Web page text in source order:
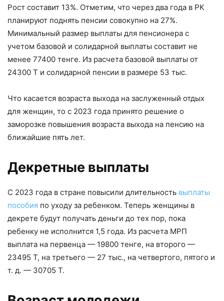
Рост составит 13%. Отметим, что через два года в РК
планируют поднять пенсии совокупно на 27%.
Минимальный размер выплаты для пенсионера с
учетом базовой и солидарной выплаты составит не
менее 77400 тенге. Из расчета базовой выплаты от
24300 Т и солидарной пенсии в размере 53 тыс.
Что касается возраста выхода на заслуженный отдых
для женщин, то с 2023 года принято решение о
заморозке повышения возраста выхода на пенсию на
ближайшие пять лет.
Декретные выплаты
С 2023 года в стране повысили длительность выплаты
пособия по уходу за ребенком. Теперь женщины в
декрете будут получать деньги до тех пор, пока
ребенку не исполнится 1,5 года. Из расчета МРП
выплата на первенца — 19800 тенге, на второго —
23495 Т, на третьего — 27 тыс., на четвертого, пятого и
т. д. — 30705 Т.